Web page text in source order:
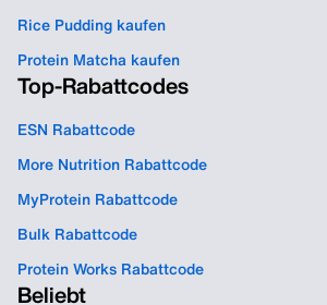
Rice Pudding kaufen
Protein Matcha kaufen
Top-Rabattcodes
ESN Rabattcode
More Nutrition Rabattcode
MyProtein Rabattcode
Bulk Rabattcode
Protein Works Rabattcode
Beliebt